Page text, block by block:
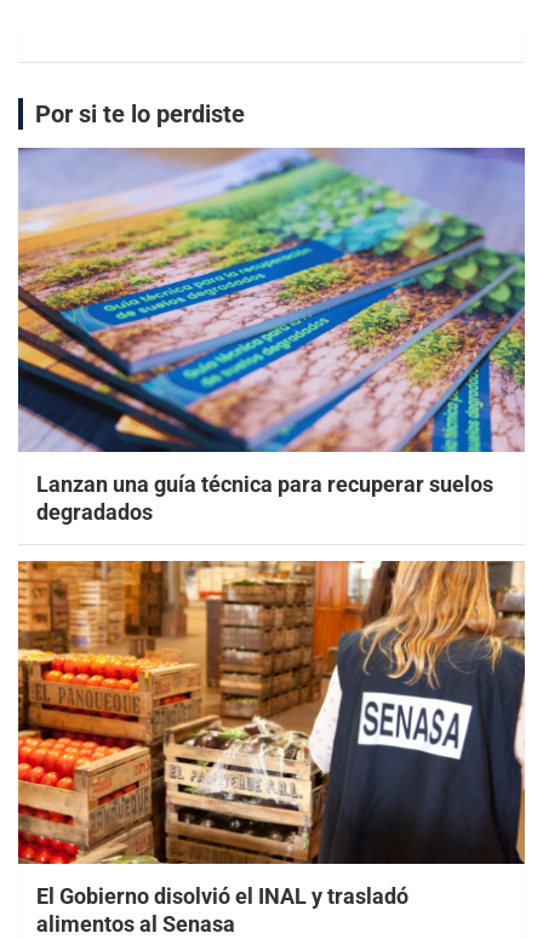
Por si te lo perdiste
Lanzan una guía técnica para recuperar suelos
degradados
El Gobierno disolvió el INAL y trasladó
alimentos al Senasa